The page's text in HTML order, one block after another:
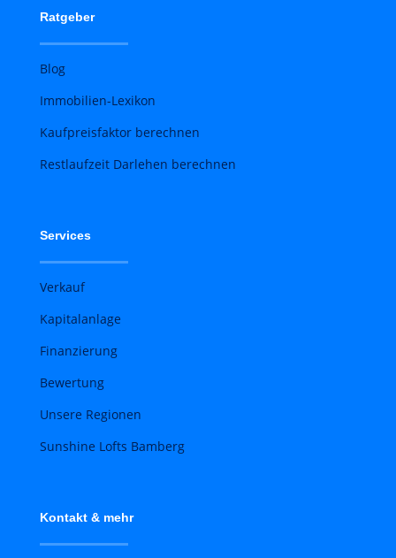
Ratgeber
Blog
Immobilien-Lexikon
Kaufpreisfaktor berechnen
Restlaufzeit Darlehen berechnen
Services
Verkauf
Kapitalanlage
Finanzierung
Bewertung
Unsere Regionen
Sunshine Lofts Bamberg
Kontakt & mehr